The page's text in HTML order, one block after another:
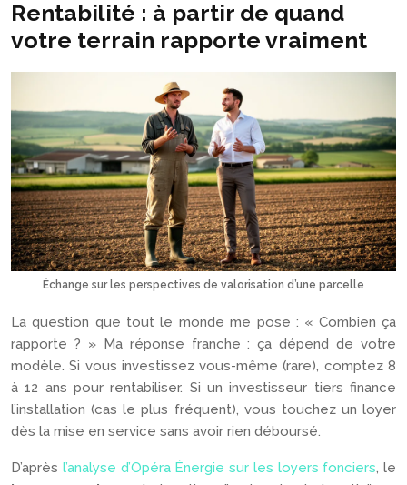
Rentabilité : à partir de quand
votre terrain rapporte vraiment
Échange sur les perspectives de valorisation d’une parcelle
La question que tout le monde me pose : « Combien ça
rapporte ? » Ma réponse franche : ça dépend de votre
modèle. Si vous investissez vous-même (rare), comptez 8
à 12 ans pour rentabiliser. Si un investisseur tiers finance
l’installation (cas le plus fréquent), vous touchez un loyer
dès la mise en service sans avoir rien déboursé.
D’après l’analyse d’Opéra Énergie sur les loyers fonciers, le